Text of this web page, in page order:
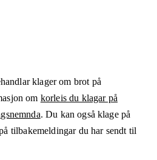
klager om brot på
om korleis du klagar på
. Du kan også klage på
tilbakemeldingar du har sendt til